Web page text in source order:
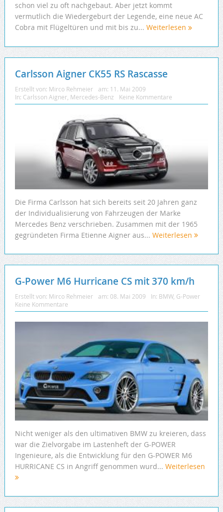
schon viel zu oft nachgebaut. Aber jetzt kommt
vermutlich die Wiedergeburt der Legende, eine neue AC
Cobra mit Flügeltüren und mit bis zu... Weiterlesen
Carlsson Aigner CK55 RS Rascasse
Erstellt von: Mirco Rehmeier am: 11. Mai 2009
In: Carlsson Aigner, Mercedes-Benz Keine Kommentare
Die Firma Carlsson hat sich bereits seit 20 Jahren ganz
der Individualisierung von Fahrzeugen der Marke
Mercedes Benz verschrieben. Zusammen mit der 1965
gegründeten Firma Etienne Aigner aus... Weiterlesen
G-Power M6 Hurricane CS mit 370 km/h
Erstellt von: Mirco Rehmeier am: 08. Mai 2009 In: BMW, G-Power
Keine Kommentare
Nicht weniger als den ultimativen BMW zu kreieren, dass
war die Zielvorgabe im Lastenheft der G-POWER
Ingenieure, als die Entwicklung für den G-POWER M6
HURRICANE CS in Angriff genommen wurd... Weiterlesen